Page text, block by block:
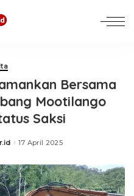
Bersama
Mootilango
Saksi
17 April 2025